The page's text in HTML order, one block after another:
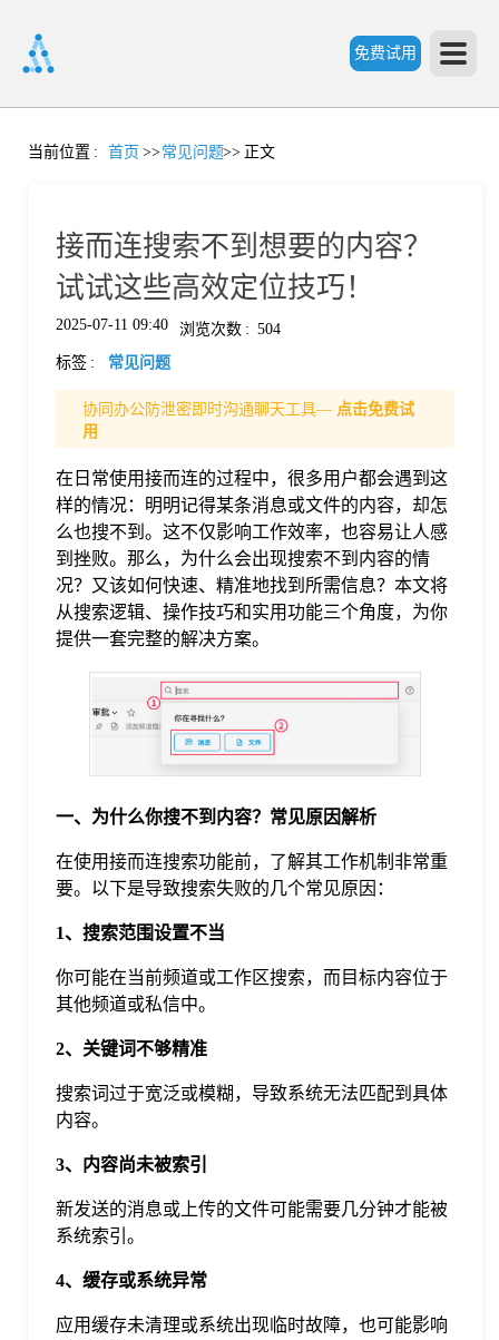
免费试用
首
价
格
问
题
当前位置 : 首页 >>常见问题>> 正文
接而连搜索不到想要的内容？
试试这些高效定位技巧！
2025-07-11 09:40 浏览次数 : 504
标签 : 常见问题
协同办公防泄密即时沟通聊天工具— 点击免费试
用
在日常使用接而连的过程中，很多用户都会遇到这
样的情况：明明记得某条消息或文件的内容，却怎
么也搜不到。这不仅影响工作效率，也容易让人感
到挫败。那么，为什么会出现搜索不到内容的情
况？又该如何快速、精准地找到所需信息？本文将
从搜索逻辑、操作技巧和实用功能三个角度，为你
提供一套完整的解决方案。
一、为什么你搜不到内容？常见原因解析
在使用接而连搜索功能前，了解其工作机制非常重
要。以下是导致搜索失败的几个常见原因：
1、搜索范围设置不当
你可能在当前频道或工作区搜索，而目标内容位于
其他频道或私信中。
2、关键词不够精准
搜索词过于宽泛或模糊，导致系统无法匹配到具体
内容。
3、内容尚未被索引
新发送的消息或上传的文件可能需要几分钟才能被
系统索引。
4、缓存或系统异常
应用缓存未清理或系统出现临时故障，也可能影响